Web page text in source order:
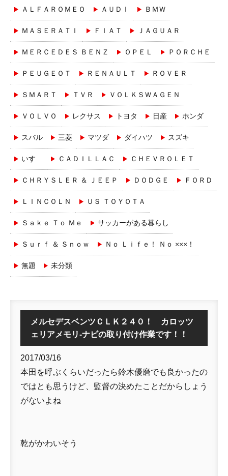
ＡＬＦＡＲＯＭＥＯ ＡＵＤＩ ＢＭＷ
ＭＡＳＥＲＡＴＩ ＦＩＡＴ ＪＡＧＵＡＲ
ＭＥＲＣＥＤＥＳ ＢＥＮＺ ＯＰＥＬ ＰＯＲＣＨＥ
ＰＥＵＧＥＯＴ ＲＥＮＡＵＬＴ ＲＯＶＥＲ
ＳＭＡＲＴ ＴＶＲ ＶＯＬＫＳＷＡＧＥＮ
ＶＯＬＶＯ レクサス トヨタ 日産 ホンダ
スバル 三菱 マツダ ダイハツ スズキ
いすゞ ＣＡＤＩＬＬＡＣ ＣＨＥＶＲＯＬＥＴ
ＣＨＲＹＳＬＥＲ ＆ ＪＥＥＰ ＤＯＤＧＥ ＦＯＲＤ
ＬＩＮＣＯＬＮ ＵＳ ＴＯＹＯＴＡ
Ｓａｋｅ Ｔｏ Ｍｅ サッカーがある暮らし
Ｓｕｒｆ ＆ Ｓｎｏｗ Ｎｏ Ｌｉｆｅ！ Ｎｏ ×××！
無題 未分類
メルセデスベンツＣＬＫ２４０！ カロッツ
ェリアメモリ-ナビの取り付け作業です！！
2017/03/16
本田を呼ぶくらいだったら鈴木優磨でも良かったの
ではとも思うけど、監督の決めたことだからしょう
がないよね
乾がかわいそう